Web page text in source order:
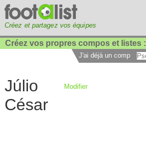
Créez et partagez vos équipes
Créez vos propres compos et listes :
J'ai déjà un compte :
Júlio
César
Modifier